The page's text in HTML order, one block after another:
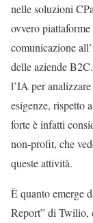
nelle soluzioni
ovvero
comunicazione
delle aziende
l’IA per
esigenze, rispetto
forte è infatti
non-profit, che
queste attività.
È quanto emerge
Report” di Twilio,